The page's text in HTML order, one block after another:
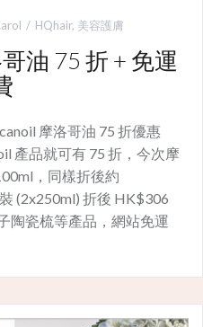
HQhair, 美容護膚
油 75 折 + 免運
摩洛哥油 75 折優惠
產品就可有 75 折，今次摩
，同樣折後約
(2x250ml) 折後 HK$306
陶瓷梳等產品，網站免運